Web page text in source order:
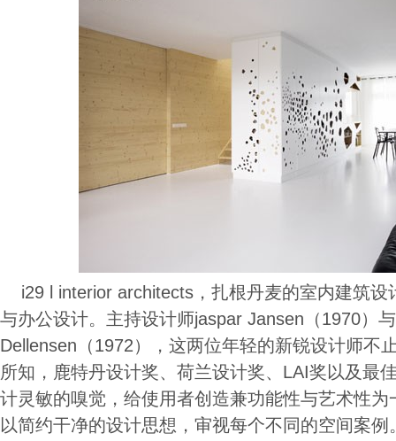
i29 l interior architects，扎根丹麦的室内建筑设
与办公设计。主持设计师jaspar Jansen（1970）
Dellensen（1972），这两位年轻的新锐设计师不
所知，鹿特丹设计奖、荷兰设计奖、LAI奖以及最
计灵敏的嗅觉，给使用者创造兼功能性与艺术性
以简约干净的设计思想，审视每个不同的空间案例